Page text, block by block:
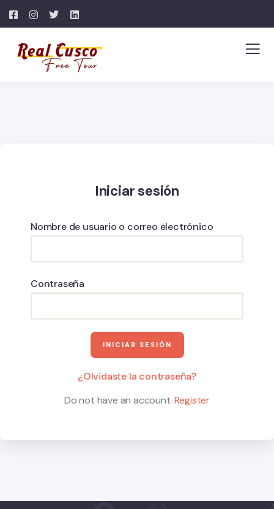
Iniciar sesión
Nombre de usuario o correo electrónico
Contraseña
¿Olvidaste la contraseña?
Do not have an account Register